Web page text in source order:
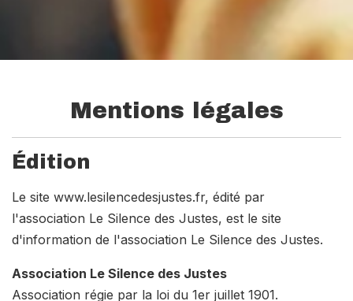
Mentions légales
Édition
Le site www.lesilencedesjustes.fr, édité par
l'association Le Silence des Justes, est le site
d'information de l'association Le Silence des Justes.
Association Le Silence des Justes
Association régie par la loi du 1er juillet 1901.